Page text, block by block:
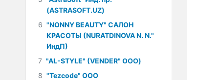
(ASTRASOFT.UZ)
6 "NONNY BEAUTY" САЛОН
КРАСОТЫ (NURATDINOVA N. N."
ИндП)
7 "AL-STYLE" (VENDER" ООО)
8 "Tezcode" ООО